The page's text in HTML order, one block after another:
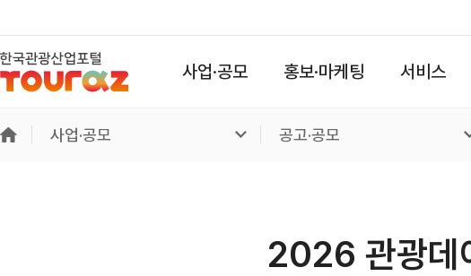
사업·공모 홍보·마케팅 서비스
사업·공모 공고·공모
2026 관광데